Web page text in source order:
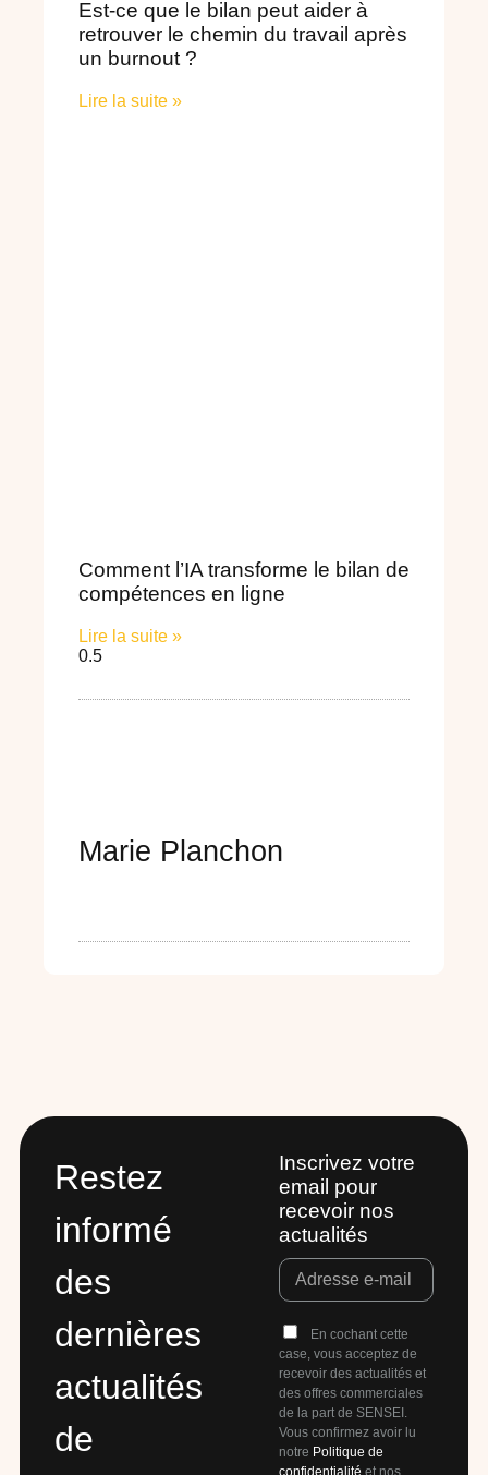
Est-ce que le bilan peut aider à
retrouver le chemin du travail après
un burnout ?
Lire la suite »
Comment l’IA transforme le bilan de
compétences en ligne
Lire la suite »
Marie Planchon
Restez
informé
des
dernières
actualités
de
Inscrivez votre
email pour
recevoir nos
actualités
En cochant cette
case, vous acceptez de
recevoir des actualités et
des offres commerciales
de la part de SENSEI.
Vous confirmez avoir lu
notre Politique de
confidentialité et nos